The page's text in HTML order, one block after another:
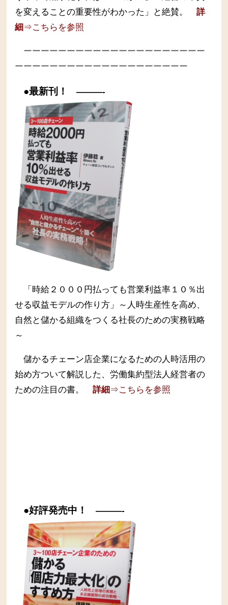
を変えることの重要性がわかった」と絶賛。
詳
細 ⇒こちらを参照
ーーーーーーーーーーーーーーーーーーーーー
ーーーーーーーーーーーーーーーーーーーー
●最新刊！ ———-
「時給２０００円払っても営業利益率１０％出
せる収益モデルの作り方」～人時生産性を高め、
自然と儲かる組織をつくる社長のための実務戦略
～
儲かるチェーン店企業になるための人時活用の
始め方ついて解説した、労働集約型法人経営者の
ための注目の書。
詳細⇒こちらを参照
●好評発売中！ ———-